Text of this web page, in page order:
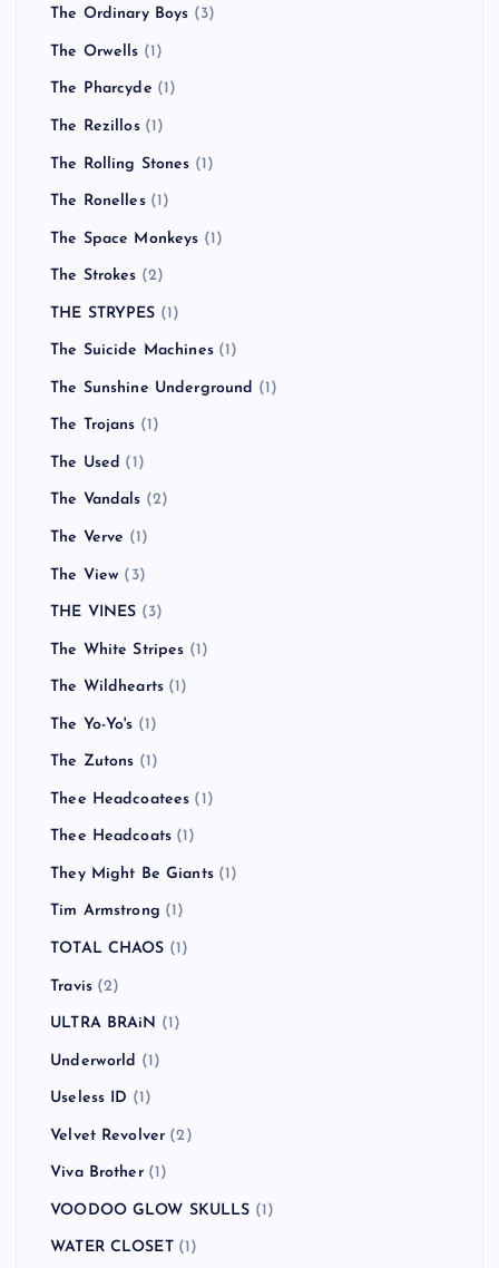
The Ordinary Boys (3)
The Orwells (1)
The Pharcyde (1)
The Rezillos(1)
The Rolling Stones (1)
The Ronelles(1)
The Space Monkeys (1)
The Strokes (2)
THE STRYPES (1)
The Suicide Machines(1)
The Sunshine Underground (1)
The Trojans (1)
The Used (1)
The Vandals (2)
The Verve (1)
The View (3)
THE VINES (3)
The White Stripes (1)
The Wildhearts (1)
The Yo-Yo's (1)
The Zutons (1)
Thee Headcoatees (1)
Thee Headcoats (1)
They Might Be Giants(1)
Tim Armstrong (1)
TOTAL CHAOS (1)
Travis(2)
ULTRA BRAiN (1)
Underworld (1)
Useless ID (1)
Velvet Revolver (2)
Viva Brother(1)
VOODOO GLOW SKULLS (1)
WATER CLOSET(1)